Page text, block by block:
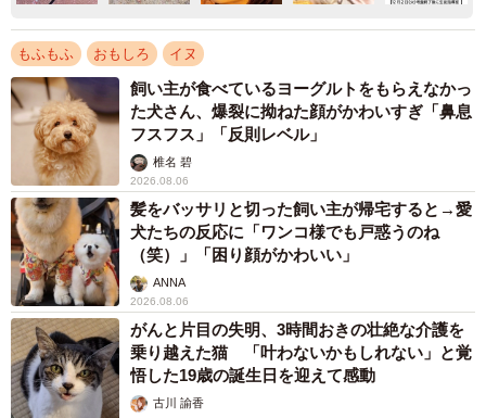
もふもふ おもしろ イヌ
飼い主が食べているヨーグルトをもらえなかっ
た犬さん、爆裂に拗ねた顔がかわいすぎ「鼻息
フスフス」「反則レベル」
椎名 碧
2026.08.06
髪をバッサリと切った飼い主が帰宅すると→愛
犬たちの反応に「ワンコ様でも戸惑うのね
（笑）」「困り顔がかわいい」
ANNA
2026.08.06
がんと片目の失明、3時間おきの壮絶な介護を
乗り越えた猫 「叶わないかもしれない」と覚
悟した19歳の誕生日を迎えて感動
古川 諭香